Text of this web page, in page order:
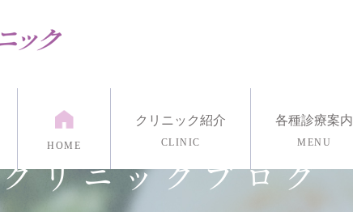
HOME
クリニック紹介
CLINIC
医院紹介 アクセス・診療時間
各種診療案内
MENU
漢方外来 発達外来 リワーク外来
クリニックブログ